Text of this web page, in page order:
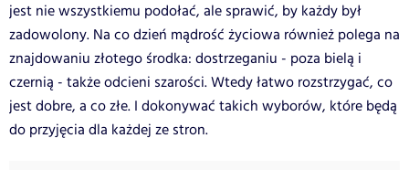
jest nie wszystkiemu podołać, ale sprawić, by każdy był
zadowolony. Na co dzień mądrość życiowa również polega na
znajdowaniu złotego środka: dostrzeganiu - poza bielą i
czernią - także odcieni szarości. Wtedy łatwo rozstrzygać, co
jest dobre, a co złe. I dokonywać takich wyborów, które będą
do przyjęcia dla każdej ze stron.